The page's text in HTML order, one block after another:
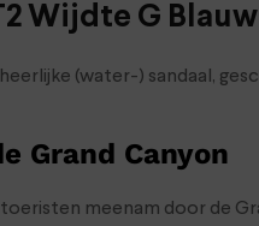
Wijdte G
(water-) sandaal,
Grand Canyon
toeristen meenam door de